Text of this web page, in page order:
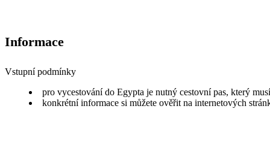
Informace
Vstupní podmínky
pro vycestování do Egypta je nutný cestovní pas, který
konkrétní informace si můžete ověřit na internetových